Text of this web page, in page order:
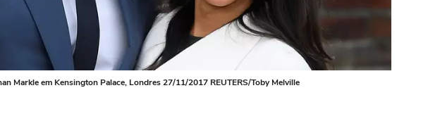
Markle em Kensington Palace, Londres 27/11/2017 REUTERS/Toby Melville